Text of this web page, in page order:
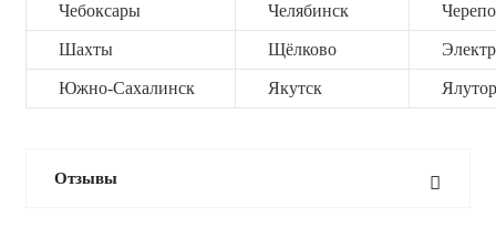
Чебоксары Челябинск
Шахты Щёлково
Южно-Сахалинск Якутск
Отзывы